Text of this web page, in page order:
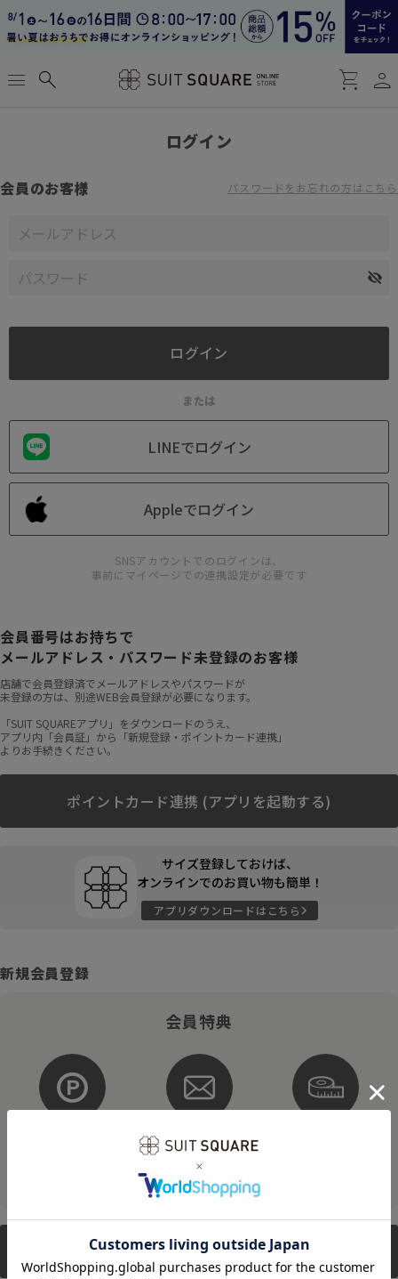
menu search shopping_cart person
ログイン
会員のお客様 パスワードをお忘れの方はこちら
または
LINEでログイン
Appleでログイン
SNSアカウントでのログインは、
事前にマイページでの連携設定が必要です
会員番号はお持ちで
メールアドレス・パスワード未登録のお客様
店舗で会員登録済でメールアドレスやパスワードが
未登録の方は、別途WEB会員登録が必要になります。
「SUIT SQUAREアプリ」をダウンロードのうえ、
アプリ内「会員証」から「新規登録・ポイントカード連携」
よりお手続きください。
ポイントカード連携 (アプリを起動する)
サイズ登録しておけば、
オンラインでのお買い物も簡単！
アプリダウンロードはこちら
新規会員登録
会員特典
メルマガ配信
そのほかにもさまざまなキャンペーンを予定しています。
新規会員登録